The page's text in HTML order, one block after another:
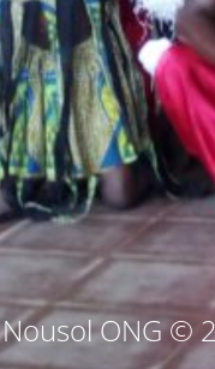
Nousol ONG ©